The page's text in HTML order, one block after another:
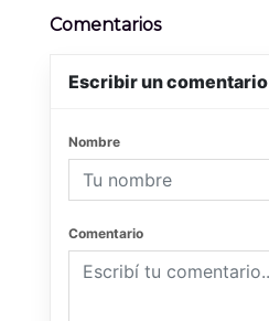
Comentarios
Escribir un comentario
Nombre
Comentario